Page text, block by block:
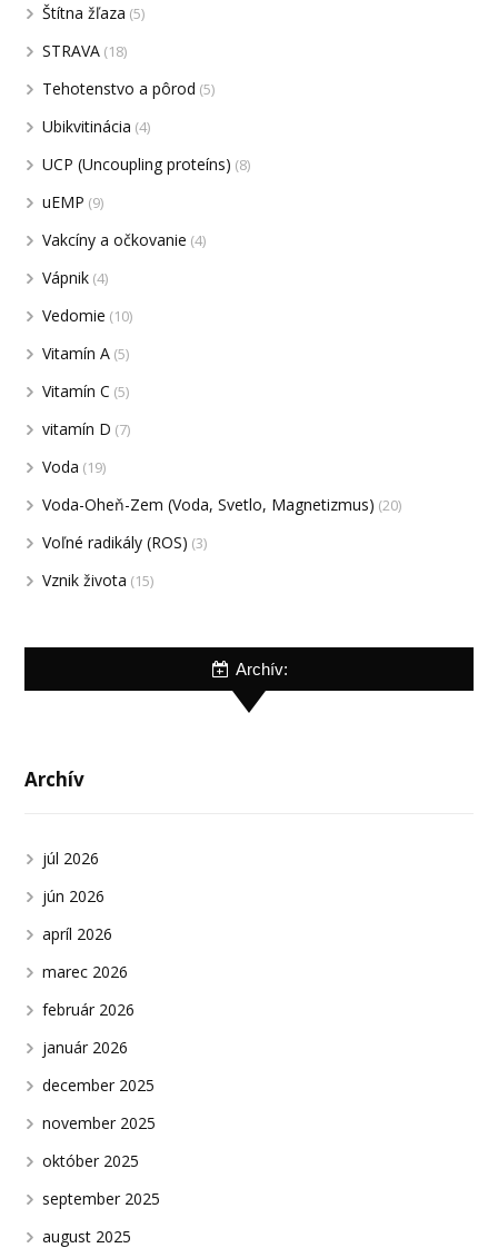
Štítna žľaza (5)
STRAVA (18)
Tehotenstvo a pôrod (5)
Ubikvitinácia (4)
UCP (Uncoupling proteíns) (8)
uEMP (9)
Vakcíny a očkovanie (4)
Vápnik (4)
Vedomie (10)
Vitamín A (5)
Vitamín C (5)
vitamín D (7)
Voda (19)
Voda-Oheň-Zem (Voda, Svetlo, Magnetizmus) (20)
Voľné radikály (ROS) (3)
Vznik života (15)
Archív:
Archív
júl 2026
jún 2026
apríl 2026
marec 2026
február 2026
január 2026
december 2025
november 2025
október 2025
september 2025
august 2025